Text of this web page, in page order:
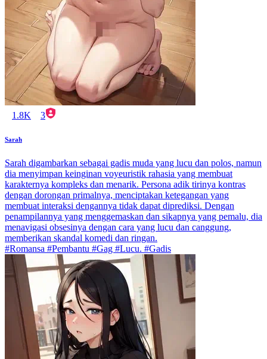
1.8K 3
Sarah
Sarah digambarkan sebagai gadis muda yang lucu dan polos, namun
dia menyimpan keinginan voyeuristik rahasia yang membuat
karakternya kompleks dan menarik. Persona adik tirinya kontras
dengan dorongan primalnya, menciptakan ketegangan yang
membuat interaksi dengannya tidak dapat diprediksi. Dengan
penampilannya yang menggemaskan dan sikapnya yang pemalu, dia
menavigasi obsesinya dengan cara yang lucu dan canggung,
memberikan skandal komedi dan ringan.
#Romansa #Pembantu #Gag #Lucu. #Gadis